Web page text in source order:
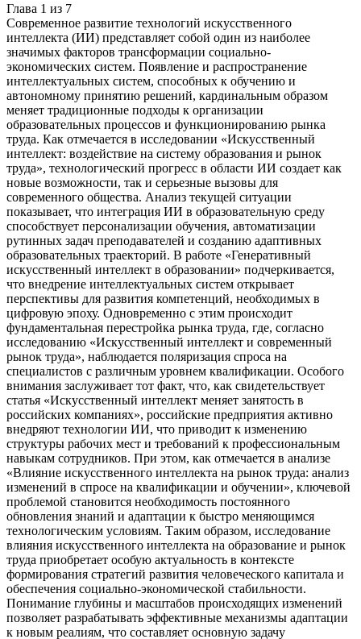
Глава 1 из 7
Современное развитие технологий искусственного
интеллекта (ИИ) представляет собой один из наиболее
значимых факторов трансформации социально-
экономических систем. Появление и распространение
интеллектуальных систем, способных к обучению и
автономному принятию решений, кардинальным образом
меняет традиционные подходы к организации
образовательных процессов и функционированию рынка
труда. Как отмечается в исследовании «Искусственный
интеллект: воздействие на систему образования и рынок
труда», технологический прогресс в области ИИ создает как
новые возможности, так и серьезные вызовы для
современного общества. Анализ текущей ситуации
показывает, что интеграция ИИ в образовательную среду
способствует персонализации обучения, автоматизации
рутинных задач преподавателей и созданию адаптивных
образовательных траекторий. В работе «Генеративный
искусственный интеллект в образовании» подчеркивается,
что внедрение интеллектуальных систем открывает
перспективы для развития компетенций, необходимых в
цифровую эпоху. Одновременно с этим происходит
фундаментальная перестройка рынка труда, где, согласно
исследованию «Искусственный интеллект и современный
рынок труда», наблюдается поляризация спроса на
специалистов с различным уровнем квалификации. Особого
внимания заслуживает тот факт, что, как свидетельствует
статья «Искусственный интеллект меняет занятость в
российских компаниях», российские предприятия активно
внедряют технологии ИИ, что приводит к изменению
структуры рабочих мест и требований к профессиональным
навыкам сотрудников. При этом, как отмечается в анализе
«Влияние искусственного интеллекта на рынок труда: анализ
изменений в спросе на квалификации и обучении», ключевой
проблемой становится необходимость постоянного
обновления знаний и адаптации к быстро меняющимся
технологическим условиям. Таким образом, исследование
влияния искусственного интеллекта на образование и рынок
труда приобретает особую актуальность в контексте
формирования стратегий развития человеческого капитала и
обеспечения социально-экономической стабильности.
Понимание глубины и масштабов происходящих изменений
позволяет разрабатывать эффективные механизмы адаптации
к новым реалиям, что составляет основную задачу